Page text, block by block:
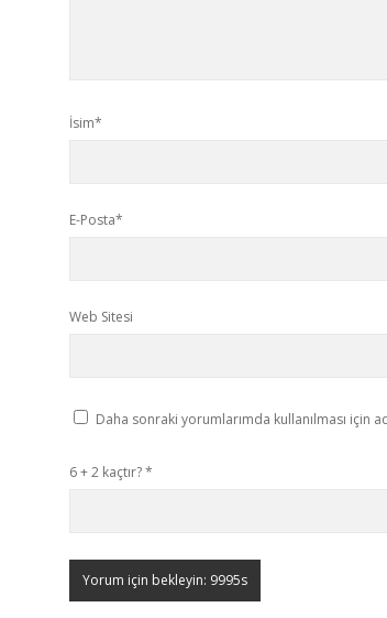
İsim*
E-Posta*
Web Sitesi
Daha sonraki yorumlarımda kullanılması için
6 + 2 kaçtır?*